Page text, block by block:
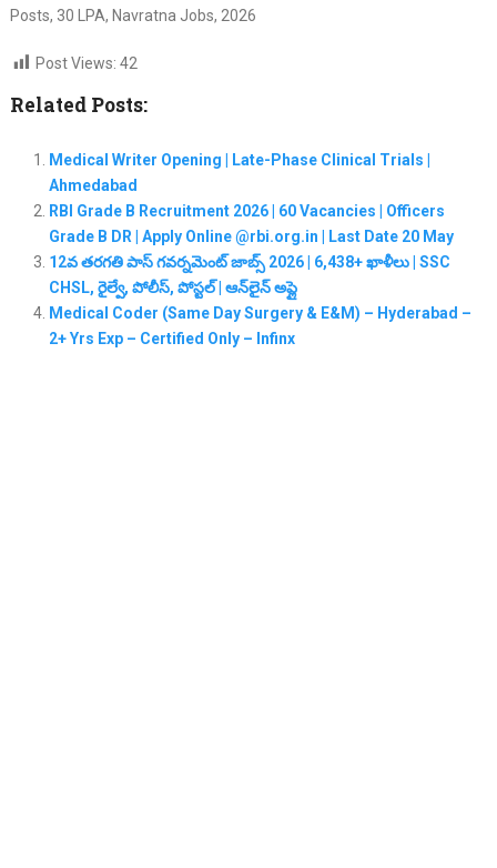
Posts, 30 LPA, Navratna Jobs, 2026
Post Views: 42
Related Posts:
Medical Writer Opening | Late-Phase Clinical Trials |
Ahmedabad
RBI Grade B Recruitment 2026 | 60 Vacancies | Officers
Grade B DR | Apply Online @rbi.org.in | Last Date 20 May
12వ తరగతి పాస్ గవర్నమెంట్ జాబ్స్ 2026 | 6,438+ ఖాళీలు | SSC
CHSL, రైల్వే, పోలీస్, పోస్టల్ | ఆన్‌లైన్ అప్లై
Medical Coder (Same Day Surgery & E&M) – Hyderabad –
2+ Yrs Exp – Certified Only – Infinx